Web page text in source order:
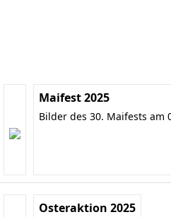
Maifest 2025
Bilder des 30. Maifests am
Osteraktion 2025